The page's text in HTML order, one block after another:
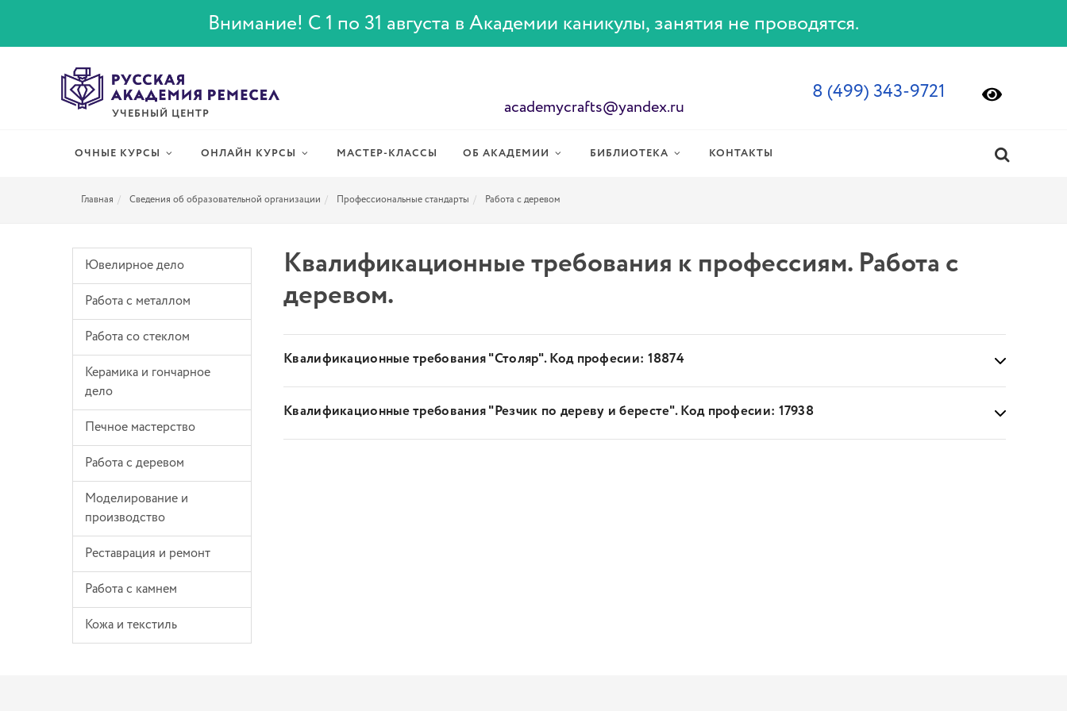
Внимание! С 1 по 31 августа в Академии каникулы, занятия не проводятся.
УЧЕБНЫЙ ЦЕНТР academycrafts@yandex.ru
8 (499) 343-9721
ОЧНЫЕ КУРСЫ ОНЛАЙН КУРСЫ МАСТЕР-КЛАССЫ ОБ АКАДЕМИИ БИБЛИОТЕКА КОНТАКТЫ
Главная Сведения об образовательной организации Профессиональные стандарты Работа с деревом
Ювелирное дело
Работа с металлом
Работа со стеклом
Керамика и гончарное
дело
Печное мастерство
Работа с деревом
Моделирование и
производство
Реставрация и ремонт
Работа с камнем
Кожа и текстиль
Квалификационные требования к профессиям. Работа с
деревом.
Квалификационные требования "Столяр". Код професии: 18874
Квалификационные требования "Резчик по дереву и бересте". Код професии: 17938